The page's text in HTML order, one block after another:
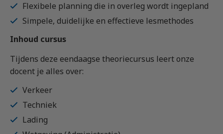
Flexibele planning die in overleg wordt ingepland
Simpele, duidelijke en effectieve lesmethodes
Inhoud cursus
Tijdens deze eendaagse theoriecursus leert onze
docent je alles over:
Verkeer
Techniek
Lading